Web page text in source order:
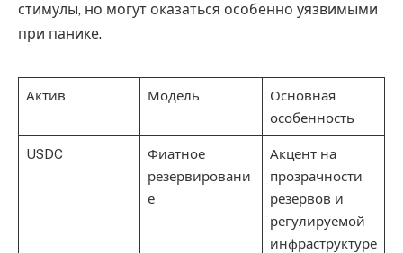
стимулы, но могут оказаться особенно уязвимыми
при панике.
Актив Модель
Основная
особенность
USDC
Фиатное
резервировани
е
Акцент на
прозрачности
резервов и
регулируемой
инфраструктуре